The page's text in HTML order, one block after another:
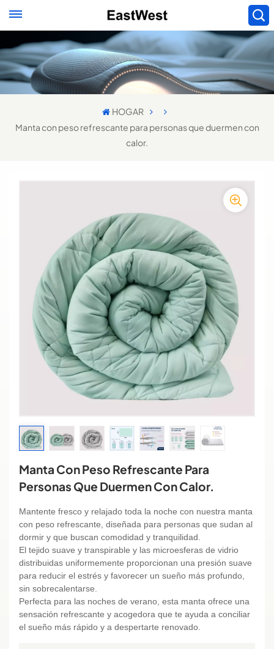
HOGAR
Manta con peso refrescante para personas que duermen con
calor.
Manta Con Peso Refrescante Para
Personas Que Duermen Con Calor.
Mantente fresco y relajado toda la noche con nuestra manta
con peso refrescante, diseñada para personas que sudan al
dormir y que buscan comodidad y tranquilidad.
El tejido suave y transpirable y las microesferas de vidrio
distribuidas uniformemente proporcionan una presión suave
para reducir el estrés y favorecer un sueño más profundo,
sin sobrecalentarse.
Perfecta para las noches de verano, esta manta ofrece una
sensación refrescante y acogedora que te ayuda a conciliar
el sueño más rápido y a despertarte renovado.